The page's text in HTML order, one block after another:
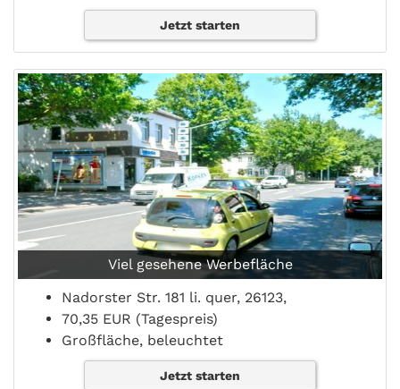
Jetzt starten
Viel gesehene Werbefläche
Nadorster Str. 181 li. quer, 26123,
70,35 EUR (Tagespreis)
Großfläche, beleuchtet
Jetzt starten